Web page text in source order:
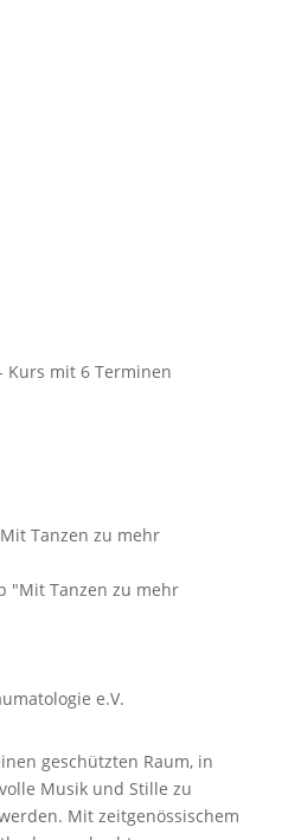
Kurs mit 6 Terminen
Tanzen zu mehr
e.V.
geschützten Raum, in
Musik und Stille zu
Mit zeitgenössischem